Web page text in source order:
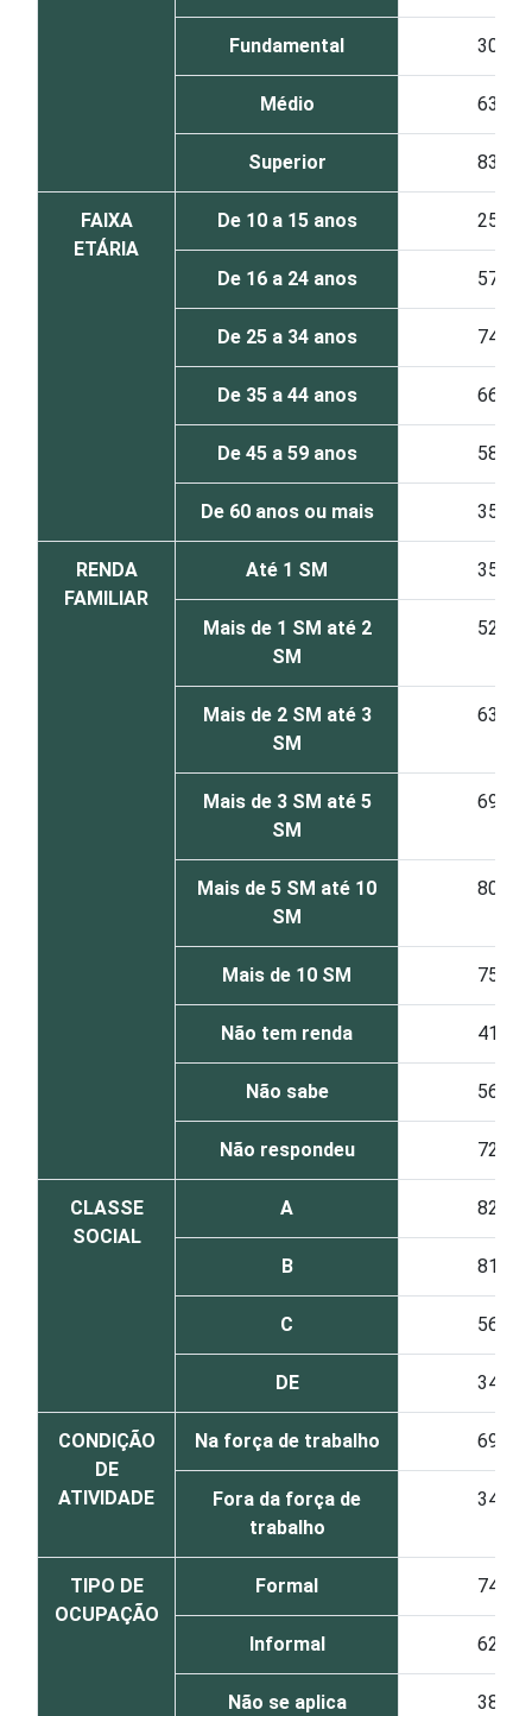
Fundamental 30
Médio 63
Superior 83
FAIXA
ETÁRIA
De 10 a 15 anos 25
De 16 a 24 anos 57
De 25 a 34 anos 74
De 35 a 44 anos 66
De 45 a 59 anos 58
De 60 anos ou mais 35
RENDA
FAMILIAR
Até 1 SM 35
Mais de 1 SM até 2
SM
52
Mais de 2 SM até 3
SM
63
Mais de 3 SM até 5
SM
69
Mais de 5 SM até 10
SM
80
Mais de 10 SM 75
Não tem renda 41
Não sabe 56
Não respondeu 72
CLASSE
SOCIAL
A 82
B 81
C 56
DE 34
CONDIÇÃO
DE
ATIVIDADE
Na força de trabalho 69
Fora da força de
trabalho
34
TIPO DE
OCUPAÇÃO
Formal 74
Informal 62
Não se aplica 38